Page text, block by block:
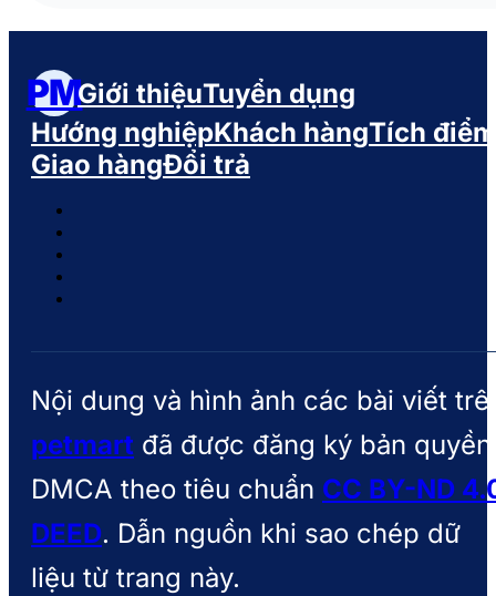
PMGiới thiệuTuyển dụng
Hướng nghiệpKhách hàngTích điểm
Giao hàngĐổi trả
Nội dung và hình ảnh các bài viết
petmart đã được đăng ký bản quyền
DMCA theo tiêu chuẩn CC BY-ND
DEED. Dẫn nguồn khi sao chép dữ
liệu từ trang này.